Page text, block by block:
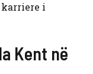
i
Kent në